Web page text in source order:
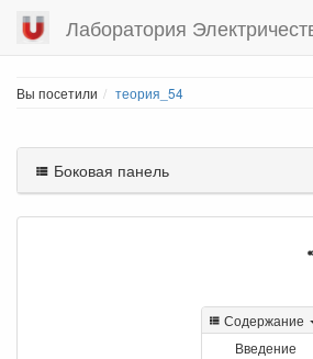
Лаборатория
Вы посетили теория_54
Боковая панель
Содержание
Введение